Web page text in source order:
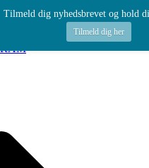
Tilmeld dig nyhedsbrevet og hold
Tilmeld dig her